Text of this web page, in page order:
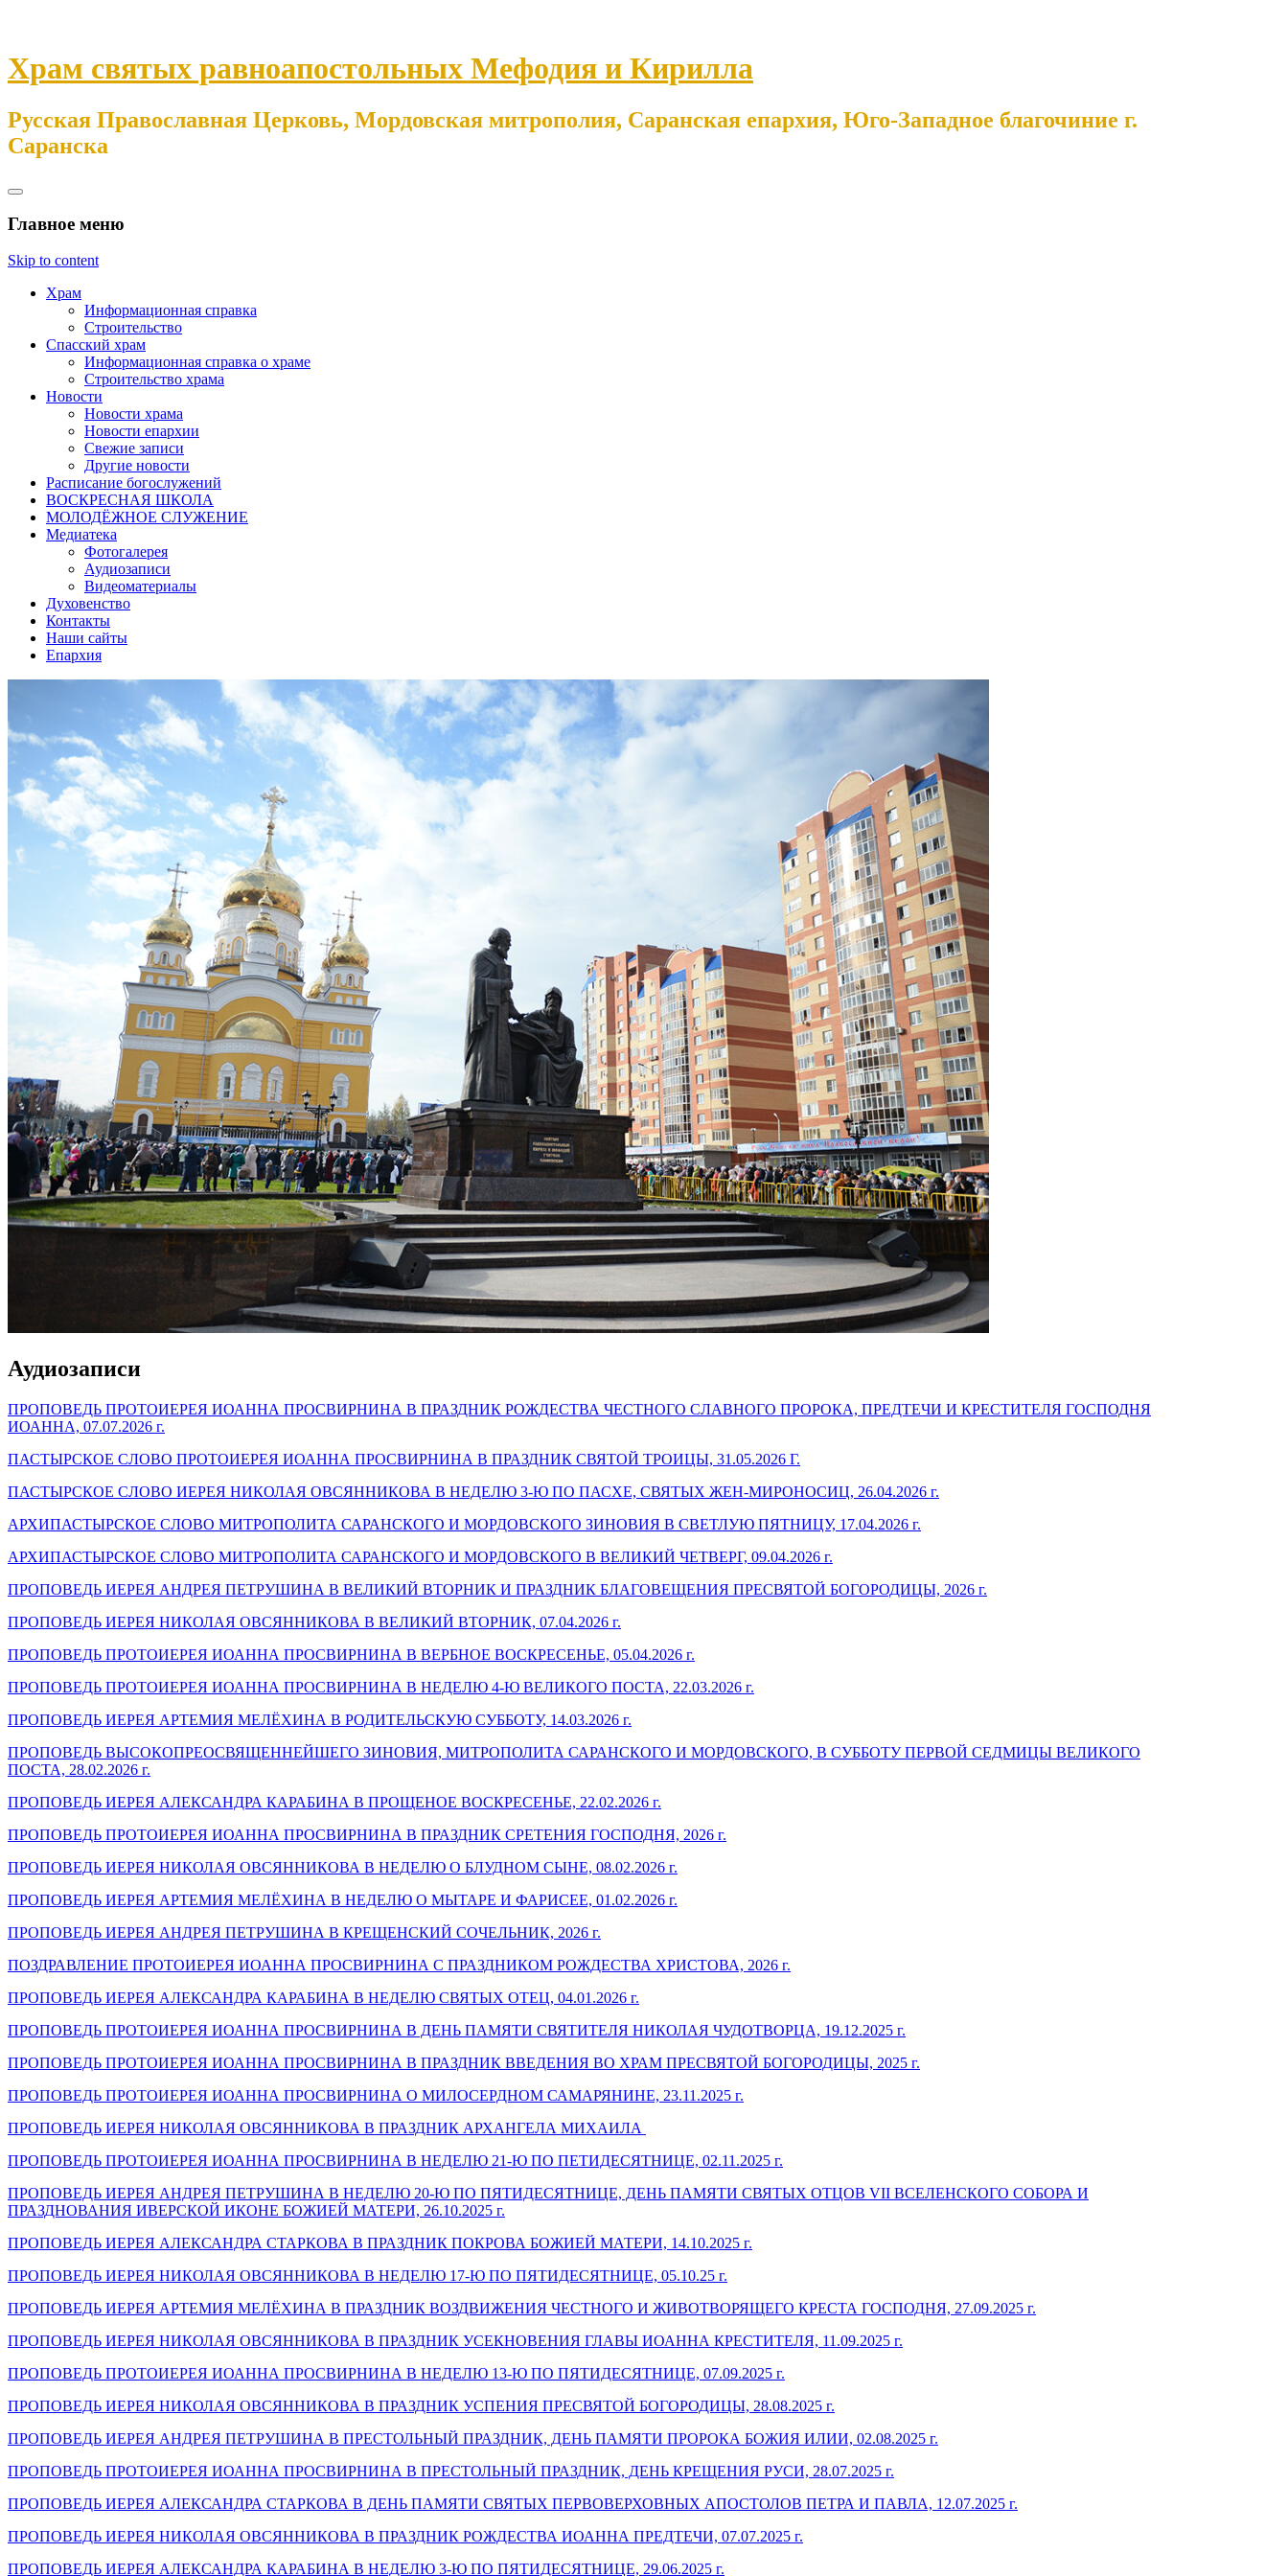
Храм святых равноапостольных Мефодия и Кирилла
Русская Православная Церковь, Мордовская митрополия, Саранская епархия, Юго-Западное благочиние г.
Саранска
Главное меню
Skip to content
Храм
Информационная справка
Строительство
Спасский храм
Информационная справка о храме
Строительство храма
Новости
Новости храма
Новости епархии
Свежие записи
Другие новости
Расписание богослужений
ВОСКРЕСНАЯ ШКОЛА
МОЛОДЁЖНОЕ СЛУЖЕНИЕ
Медиатека
Фотогалерея
Аудиозаписи
Видеоматериалы
Духовенство
Контакты
Наши сайты
Епархия
Аудиозаписи
ПРОПОВЕДЬ ПРОТОИЕРЕЯ ИОАННА ПРОСВИРНИНА В ПРАЗДНИК РОЖДЕСТВА ЧЕСТНОГО СЛАВНОГО ПРОРОКА, ПРЕДТЕЧИ И КРЕСТИТЕЛЯ ГОСПОДНЯ
ИОАННА, 07.07.2026 г.
ПАСТЫРСКОЕ СЛОВО ПРОТОИЕРЕЯ ИОАННА ПРОСВИРНИНА В ПРАЗДНИК СВЯТОЙ ТРОИЦЫ, 31.05.2026 Г.
ПАСТЫРСКОЕ СЛОВО ИЕРЕЯ НИКОЛАЯ ОВСЯННИКОВА В НЕДЕЛЮ 3-Ю ПО ПАСХЕ, СВЯТЫХ ЖЕН-МИРОНОСИЦ, 26.04.2026 г.
АРХИПАСТЫРСКОЕ СЛОВО МИТРОПОЛИТА САРАНСКОГО И МОРДОВСКОГО ЗИНОВИЯ В СВЕТЛУЮ ПЯТНИЦУ, 17.04.2026 г.
АРХИПАСТЫРСКОЕ СЛОВО МИТРОПОЛИТА САРАНСКОГО И МОРДОВСКОГО В ВЕЛИКИЙ ЧЕТВЕРГ, 09.04.2026 г.
ПРОПОВЕДЬ ИЕРЕЯ АНДРЕЯ ПЕТРУШИНА В ВЕЛИКИЙ ВТОРНИК И ПРАЗДНИК БЛАГОВЕЩЕНИЯ ПРЕСВЯТОЙ БОГОРОДИЦЫ, 2026 г.
ПРОПОВЕДЬ ИЕРЕЯ НИКОЛАЯ ОВСЯННИКОВА В ВЕЛИКИЙ ВТОРНИК, 07.04.2026 г.
ПРОПОВЕДЬ ПРОТОИЕРЕЯ ИОАННА ПРОСВИРНИНА В ВЕРБНОЕ ВОСКРЕСЕНЬЕ, 05.04.2026 г.
ПРОПОВЕДЬ ПРОТОИЕРЕЯ ИОАННА ПРОСВИРНИНА В НЕДЕЛЮ 4-Ю ВЕЛИКОГО ПОСТА, 22.03.2026 г.
ПРОПОВЕДЬ ИЕРЕЯ АРТЕМИЯ МЕЛЁХИНА В РОДИТЕЛЬСКУЮ СУББОТУ, 14.03.2026 г.
ПРОПОВЕДЬ ВЫСОКОПРЕОСВЯЩЕННЕЙШЕГО ЗИНОВИЯ, МИТРОПОЛИТА САРАНСКОГО И МОРДОВСКОГО, В СУББОТУ ПЕРВОЙ СЕДМИЦЫ ВЕЛИКОГО
ПОСТА, 28.02.2026 г.
ПРОПОВЕДЬ ИЕРЕЯ АЛЕКСАНДРА КАРАБИНА В ПРОЩЕНОЕ ВОСКРЕСЕНЬЕ, 22.02.2026 г.
ПРОПОВЕДЬ ПРОТОИЕРЕЯ ИОАННА ПРОСВИРНИНА В ПРАЗДНИК СРЕТЕНИЯ ГОСПОДНЯ, 2026 г.
ПРОПОВЕДЬ ИЕРЕЯ НИКОЛАЯ ОВСЯННИКОВА В НЕДЕЛЮ О БЛУДНОМ СЫНЕ, 08.02.2026 г.
ПРОПОВЕДЬ ИЕРЕЯ АРТЕМИЯ МЕЛЁХИНА В НЕДЕЛЮ О МЫТАРЕ И ФАРИСЕЕ, 01.02.2026 г.
ПРОПОВЕДЬ ИЕРЕЯ АНДРЕЯ ПЕТРУШИНА В КРЕЩЕНСКИЙ СОЧЕЛЬНИК, 2026 г.
ПОЗДРАВЛЕНИЕ ПРОТОИЕРЕЯ ИОАННА ПРОСВИРНИНА С ПРАЗДНИКОМ РОЖДЕСТВА ХРИСТОВА, 2026 г.
ПРОПОВЕДЬ ИЕРЕЯ АЛЕКСАНДРА КАРАБИНА В НЕДЕЛЮ СВЯТЫХ ОТЕЦ, 04.01.2026 г.
ПРОПОВЕДЬ ПРОТОИЕРЕЯ ИОАННА ПРОСВИРНИНА В ДЕНЬ ПАМЯТИ СВЯТИТЕЛЯ НИКОЛАЯ ЧУДОТВОРЦА, 19.12.2025 г.
ПРОПОВЕДЬ ПРОТОИЕРЕЯ ИОАННА ПРОСВИРНИНА В ПРАЗДНИК ВВЕДЕНИЯ ВО ХРАМ ПРЕСВЯТОЙ БОГОРОДИЦЫ, 2025 г.
ПРОПОВЕДЬ ПРОТОИЕРЕЯ ИОАННА ПРОСВИРНИНА О МИЛОСЕРДНОМ САМАРЯНИНЕ, 23.11.2025 г.
ПРОПОВЕДЬ ИЕРЕЯ НИКОЛАЯ ОВСЯННИКОВА В ПРАЗДНИК АРХАНГЕЛА МИХАИЛА
ПРОПОВЕДЬ ПРОТОИЕРЕЯ ИОАННА ПРОСВИРНИНА В НЕДЕЛЮ 21-Ю ПО ПЕТИДЕСЯТНИЦЕ, 02.11.2025 г.
ПРОПОВЕДЬ ИЕРЕЯ АНДРЕЯ ПЕТРУШИНА В НЕДЕЛЮ 20-Ю ПО ПЯТИДЕСЯТНИЦЕ, ДЕНЬ ПАМЯТИ СВЯТЫХ ОТЦОВ VII ВСЕЛЕНСКОГО СОБОРА И
ПРАЗДНОВАНИЯ ИВЕРСКОЙ ИКОНЕ БОЖИЕЙ МАТЕРИ, 26.10.2025 г.
ПРОПОВЕДЬ ИЕРЕЯ АЛЕКСАНДРА СТАРКОВА В ПРАЗДНИК ПОКРОВА БОЖИЕЙ МАТЕРИ, 14.10.2025 г.
ПРОПОВЕДЬ ИЕРЕЯ НИКОЛАЯ ОВСЯННИКОВА В НЕДЕЛЮ 17-Ю ПО ПЯТИДЕСЯТНИЦЕ, 05.10.25 г.
ПРОПОВЕДЬ ИЕРЕЯ АРТЕМИЯ МЕЛЁХИНА В ПРАЗДНИК ВОЗДВИЖЕНИЯ ЧЕСТНОГО И ЖИВОТВОРЯЩЕГО КРЕСТА ГОСПОДНЯ, 27.09.2025 г.
ПРОПОВЕДЬ ИЕРЕЯ НИКОЛАЯ ОВСЯННИКОВА В ПРАЗДНИК УСЕКНОВЕНИЯ ГЛАВЫ ИОАННА КРЕСТИТЕЛЯ, 11.09.2025 г.
ПРОПОВЕДЬ ПРОТОИЕРЕЯ ИОАННА ПРОСВИРНИНА В НЕДЕЛЮ 13-Ю ПО ПЯТИДЕСЯТНИЦЕ, 07.09.2025 г.
ПРОПОВЕДЬ ИЕРЕЯ НИКОЛАЯ ОВСЯННИКОВА В ПРАЗДНИК УСПЕНИЯ ПРЕСВЯТОЙ БОГОРОДИЦЫ, 28.08.2025 г.
ПРОПОВЕДЬ ИЕРЕЯ АНДРЕЯ ПЕТРУШИНА В ПРЕСТОЛЬНЫЙ ПРАЗДНИК, ДЕНЬ ПАМЯТИ ПРОРОКА БОЖИЯ ИЛИИ, 02.08.2025 г.
ПРОПОВЕДЬ ПРОТОИЕРЕЯ ИОАННА ПРОСВИРНИНА В ПРЕСТОЛЬНЫЙ ПРАЗДНИК, ДЕНЬ КРЕЩЕНИЯ РУСИ, 28.07.2025 г.
ПРОПОВЕДЬ ИЕРЕЯ АЛЕКСАНДРА СТАРКОВА В ДЕНЬ ПАМЯТИ СВЯТЫХ ПЕРВОВЕРХОВНЫХ АПОСТОЛОВ ПЕТРА И ПАВЛА, 12.07.2025 г.
ПРОПОВЕДЬ ИЕРЕЯ НИКОЛАЯ ОВСЯННИКОВА В ПРАЗДНИК РОЖДЕСТВА ИОАННА ПРЕДТЕЧИ, 07.07.2025 г.
ПРОПОВЕДЬ ИЕРЕЯ АЛЕКСАНДРА КАРАБИНА В НЕДЕЛЮ 3-Ю ПО ПЯТИДЕСЯТНИЦЕ, 29.06.2025 г.